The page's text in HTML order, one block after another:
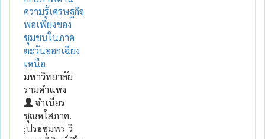
ความรู้เศรษฐกิจ
พอเพียงของ
ชุมชนในภาค
ตะวันออกเฉียง
เหนือ
มหาวิทยาลัย
รามคำแหง
จำเนียร
ชุณหโสภาค.
;ประชุมพร วิ